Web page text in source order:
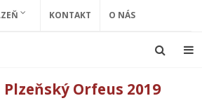
KONTAKT O NÁS
Orfeus 2019